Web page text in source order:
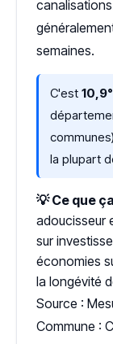
semaines.
C'est
la plupart
💡 Ce que
adoucisseur
sur
économies
la longévité
Source :
Commune :